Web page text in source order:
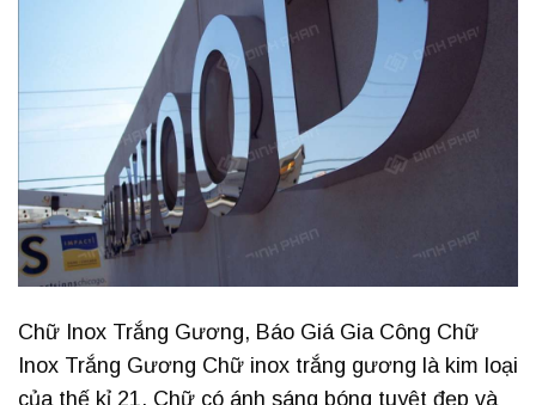
Chữ Inox Trắng Gương, Báo Giá Gia Công Chữ
Inox Trắng Gương Chữ inox trắng gương là kim loại
của thế kỉ 21. Chữ có ánh sáng bóng tuyệt đẹp và